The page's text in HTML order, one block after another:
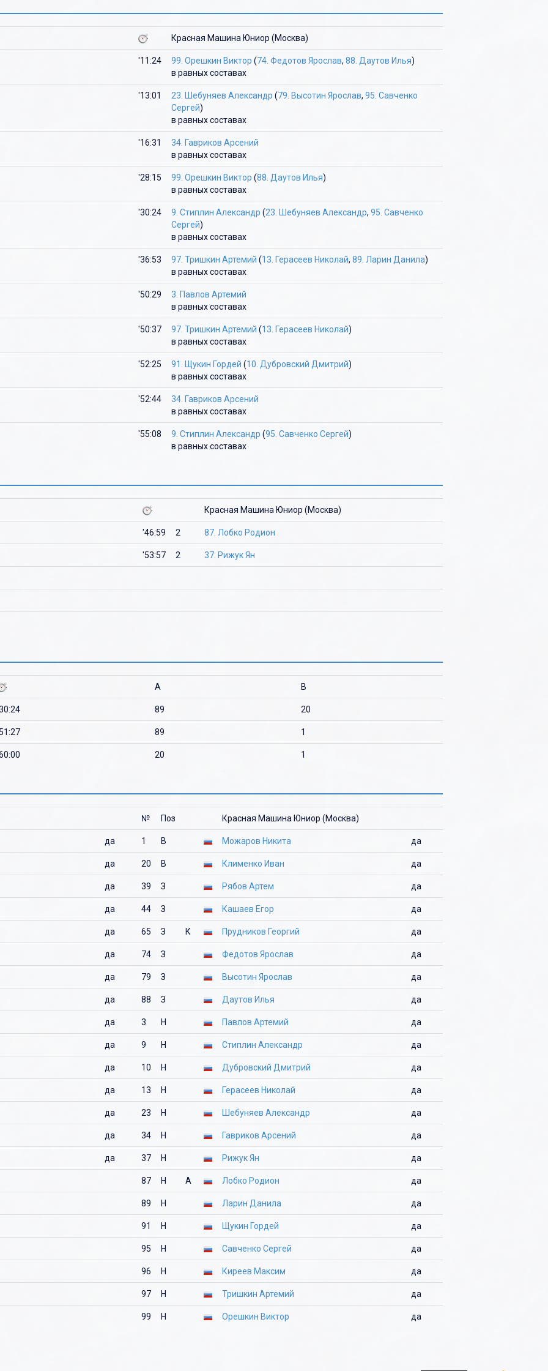
Ю
Ю
Я
Красная Машина Юниор (Москва)
'11:24 99. Орешкин Виктор (74. Федотов Ярослав, 88. Даутов Илья)
в равных составах
'13:01 23. Шебуняев Александр (79. Высотин Ярослав, 95. Савченко
Сергей)
в равных составах
'16:31
34. Гавриков Арсений
в равных составах
'28:15 99. Орешкин Виктор (88. Даутов Илья)
в равных составах
'30:24 9. Стиплин Александр (23. Шебуняев Александр, 95. Савченко
Сергей)
в равных составах
'36:53 97. Тришкин Артемий (13. Герасеев Николай, 89. Ларин Данила)
в равных составах
'50:29
3. Павлов Артемий
в равных составах
'50:37 97. Тришкин Артемий (13. Герасеев Николай)
в равных составах
'52:25 91. Щукин Гордей (10. Дубровский Дмитрий)
в равных составах
'52:44
34. Гавриков Арсений
в равных составах
'55:08 9. Стиплин Александр (95. Савченко Сергей)
в равных составах
Красная Машина Юниор (Москва)
'46:59 2 87. Лобко Родион
'53:57 2 37. Рижук Ян
A B
89 20
89 1
20 1
№ Поз Красная Машина Юниор (Москва)
да 1 В Можаров Никита да
да 20 В Клименко Иван да
да 39 З Рябов Артем да
да 44 З Кашаев Егор да
да 65 З К Прудников Георгий да
да 74 З Федотов Ярослав да
да 79 З Высотин Ярослав да
да 88 З Даутов Илья да
да 3 Н Павлов Артемий да
да 9 Н Стиплин Александр да
да 10 Н Дубровский Дмитрий да
да 13 Н Герасеев Николай да
да 23 Н Шебуняев Александр да
да 34 Н Гавриков Арсений да
да 37 Н Рижук Ян да
87 Н А Лобко Родион да
89 Н Ларин Данила да
91 Н Щукин Гордей да
95 Н Савченко Сергей да
96 Н Киреев Максим да
97 Н Тришкин Артемий да
99 Н Орешкин Виктор да